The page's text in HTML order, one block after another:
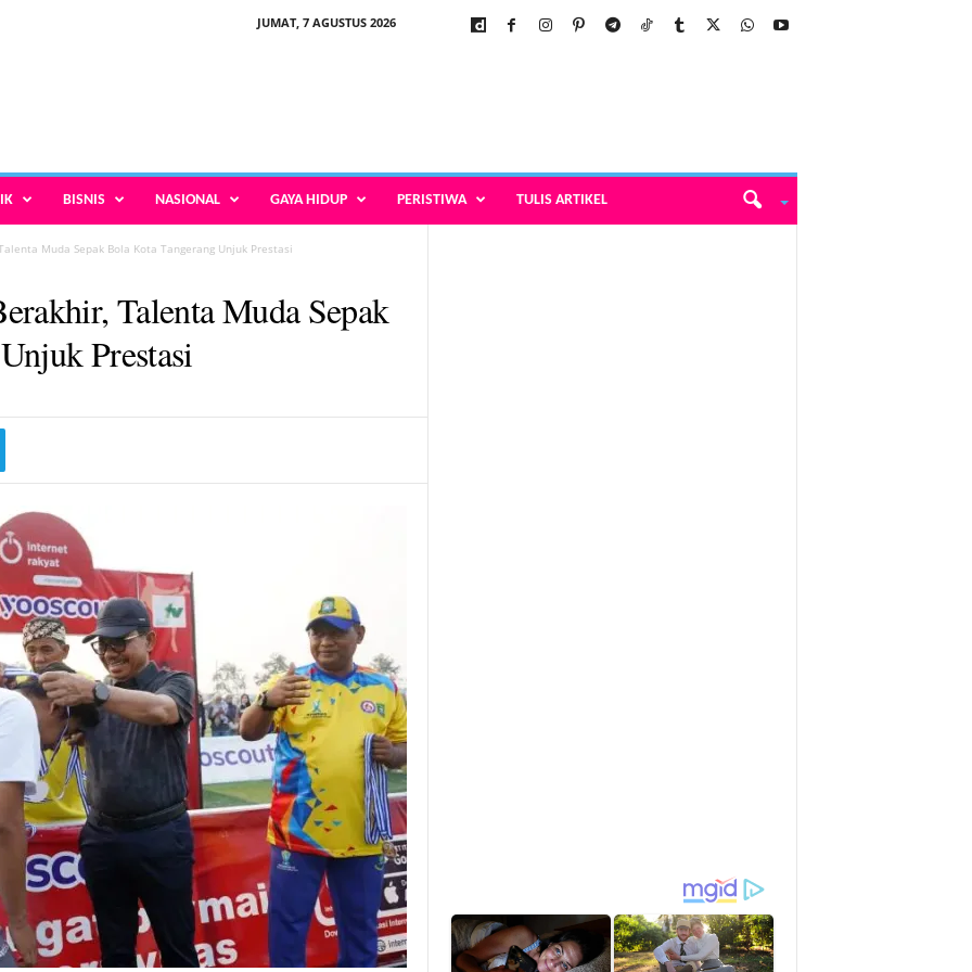
JUMAT, 7 AGUSTUS 2026
BISNIS NASIONAL GAYA HIDUP PERISTIWA TULIS ARTIKEL
Muda Sepak Bola Kota Tangerang Unjuk Prestasi
Talenta Muda Sepak
Prestasi